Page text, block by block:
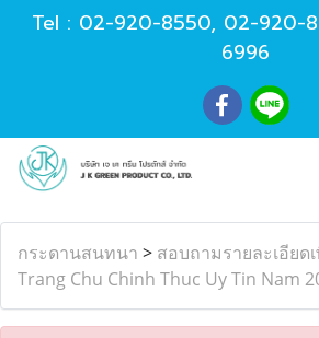
Tel : 02-920-8550, 02-920-
6996
กระดานสนทนา > สอบถามรายละเอียด
Trang Chu Chinh Thuc Uy Tin Nam